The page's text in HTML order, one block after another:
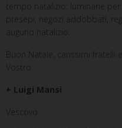
tempo natalizio: luminarie per
presepi, negozi addobbati,
augurio natalizio.
Buon Natale, carissimi fratelli
Vostro
+ Luigi Mansi